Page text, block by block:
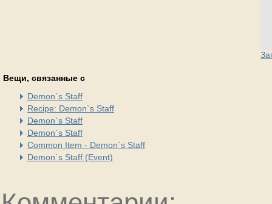
Вещи, связанные с
Demon`s Staff
Recipe: Demon`s Staff
Demon`s Staff
Demon`s Staff
Common Item - Demon`s Staff
Demon`s Staff (Event)